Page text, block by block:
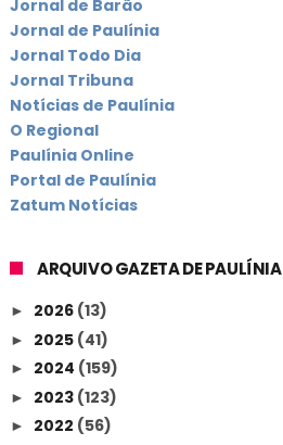
Jornal de Barão
Jornal de Paulínia
Jornal Todo Dia
Jornal Tribuna
Notícias de Paulínia
O Regional
Paulínia Online
Portal de Paulínia
Zatum Notícias
ARQUIVO GAZETA DE PAULÍNIA
► 2026 (13)
► 2025 (41)
► 2024 (159)
► 2023 (123)
► 2022 (56)